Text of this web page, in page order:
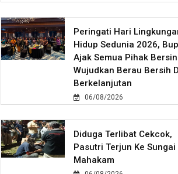
Peringati Hari
Hidup Sedunia 2026,
Ajak Semua Pihak
Wujudkan Berau Bersih
Berkelanjutan
06/08/2026
Diduga Terlibat Cekcok,
Pasutri Terjun Ke Sungai
Mahakam